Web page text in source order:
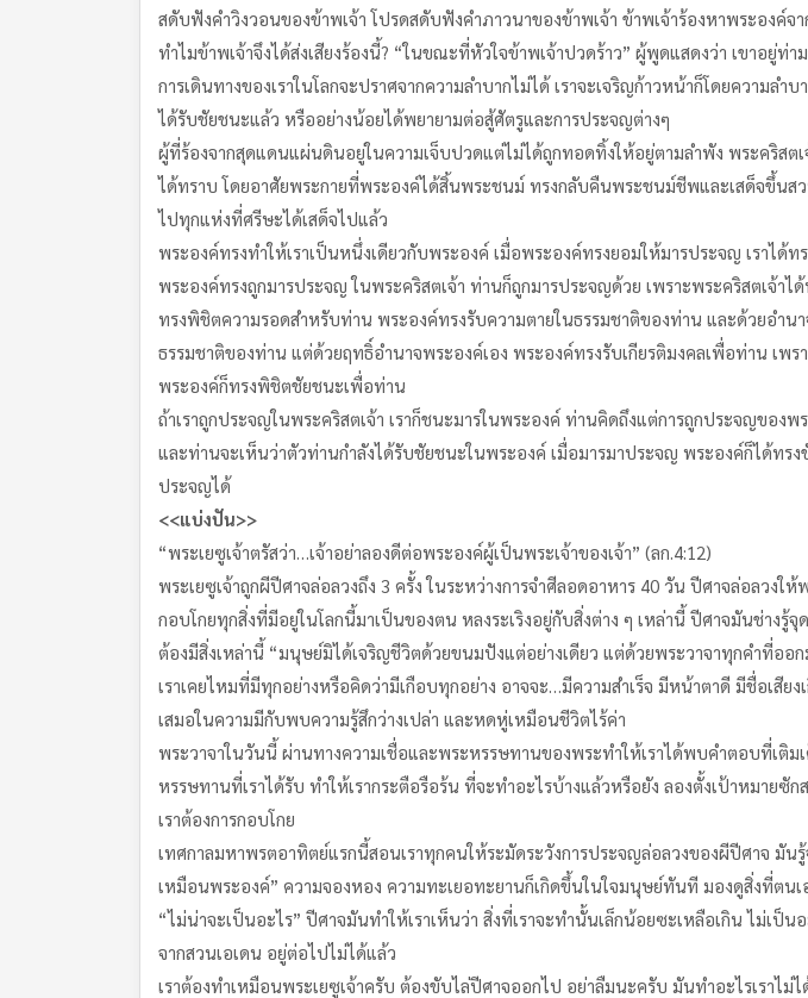
สดับฟังคำวิงวอนของข้าพเจ้า โปรดสดับฟังคำภาวนาของข้าพเจ้า ข้าพเจ้าร้องหาพระอง
ทำไมข้าพเจ้าจึงได้ส่งเสียงร้องนี้? “ในขณะที่หัวใจข้าพเจ้าปวดร้าว” ผู้พูดแสดงว่า เขาอ
การเดินทางของเราในโลกจะปราศจากความลำบากไม่ได้ เราจะเจริญก้าวหน้าก็โดยความล
ได้รับชัยชนะแล้ว หรืออย่างน้อยได้พยายามต่อสู้ศัตรูและการประจญต่างๆ
ผู้ที่ร้องจากสุดแดนแผ่นดินอยู่ในความเจ็บปวดแต่ไม่ได้ถูกทอดทิ้งให้อยู่ตามลำพัง พระคริสต
ได้ทราบ โดยอาศัยพระกายที่พระองค์ได้สิ้นพระชนม์ ทรงกลับคืนพระชนม์ชีพและเสด็จขึ้นส
ไปทุกแห่งที่ศรีษะได้เสด็จไปแล้ว
พระองค์ทรงทำให้เราเป็นหนึ่งเดียวกับพระองค์ เมื่อพระองค์ทรงยอมให้มารประจญ เราได้
พระองค์ทรงถูกมารประจญ ในพระคริสตเจ้า ท่านก็ถูกมารประจญด้วย เพราะพระคริสตเจ้า
ทรงพิชิตความรอดสำหรับท่าน พระองค์ทรงรับความตายในธรรมชาติของท่าน และด้วยอำ
ธรรมชาติของท่าน แต่ด้วยฤทธิ์อำนาจพระองค์เอง พระองค์ทรงรับเกียรติมงคลเพื่อท่าน เ
พระองค์ก็ทรงพิชิตชัยชนะเพื่อท่าน
ถ้าเราถูกประจญในพระคริสตเจ้า เราก็ชนะมารในพระองค์ ท่านคิดถึงแต่การถูกประจญของ
และท่านจะเห็นว่าตัวท่านกำลังได้รับชัยชนะในพระองค์ เมื่อมารมาประจญ พระองค์ก็ได้ทร
ประจญได้
<<แบ่งปัน>>
“พระเยซูเจ้าตรัสว่า…เจ้าอย่าลองดีต่อพระองค์ผู้เป็นพระเจ้าของเจ้า” (ลก.4:12)
พระเยซูเจ้าถูกผีปีศาจล่อลวงถึง 3 ครั้ง ในระหว่างการจำศีลอดอาหาร 40 วัน ปีศาจล่อลวง
กอบโกยทุกสิ่งที่มีอยู่ในโลกนี้มาเป็นของตน หลงระเริงอยู่กับสิ่งต่าง ๆ เหล่านี้ ปีศาจมันช่าง
ต้องมีสิ่งเหล่านี้ “มนุษย์มิได้เจริญชีวิตด้วยขนมปังแต่อย่างเดียว แต่ด้วยพระวาจาทุกคำที่ออก
เราเคยไหมที่มีทุกอย่างหรือคิดว่ามีเกือบทุกอย่าง อาจจะ…มีความสำเร็จ มีหน้าตาดี มีชื่อเสี
เสมอในความมีกับพบความรู้สึกว่างเปล่า และหดหู่เหมือนชีวิตไร้ค่า
พระวาจาในวันนี้ ผ่านทางความเชื่อและพระหรรษทานของพระทำให้เราได้พบคำตอบที่เติ
หรรษทานที่เราได้รับ ทำให้เรากระตือรือร้น ที่จะทำอะไรบ้างแล้วหรือยัง ลองตั้งเป้าหมาย
เราต้องการกอบโกย
เทศกาลมหาพรตอาทิตย์แรกนี้สอนเราทุกคนให้ระมัดระวังการประจญล่อลวงของผีปีศาจ มัน
เหมือนพระองค์” ความจองหอง ความทะเยอทะยานก็เกิดขึ้นในใจมนุษย์ทันที มองดูสิ่งที่ตน
“ไม่น่าจะเป็นอะไร” ปีศาจมันทำให้เราเห็นว่า สิ่งที่เราจะทำนั้นเล็กน้อยซะเหลือเกิน ไม่เ
จากสวนเอเดน อยู่ต่อไปไม่ได้แล้ว
เราต้องทำเหมือนพระเยซูเจ้าครับ ต้องขับไล่ปีศาจออกไป อย่าลืมนะครับ มันทำอะไรเรา